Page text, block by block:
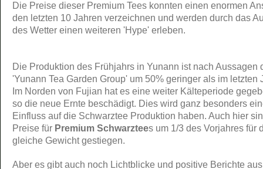
Die Preise dieser Premium Tees konnten einen enormen
den letzten 10 Jahren verzeichnen und werden durch das
des Wetter einen weiteren 'Hype' erleben.
Die Produktion des Frühjahrs in Yunann ist nach Aussagen
'Yunann Tea Garden Group' um 50% geringer als im letzten
Im Norden von Fujian hat es eine weiter Kälteperiode
so die neue Ernte beschädigt. Dies wird ganz besonders
Einfluss auf die Schwarztee Produktion haben. Auch hier
Preise für Premium Schwarztees um 1/3 des Vorjahres für
gleiche Gewicht gestiegen.
Aber es gibt auch noch Lichtblicke und positive Berichte